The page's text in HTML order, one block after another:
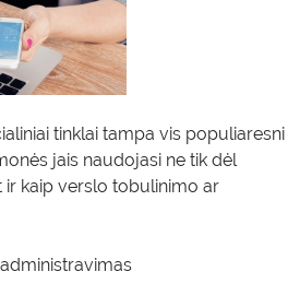
tinklai tampa vis populiaresni
jais naudojasi ne tik dėl
ir kaip verslo tobulinimo ar